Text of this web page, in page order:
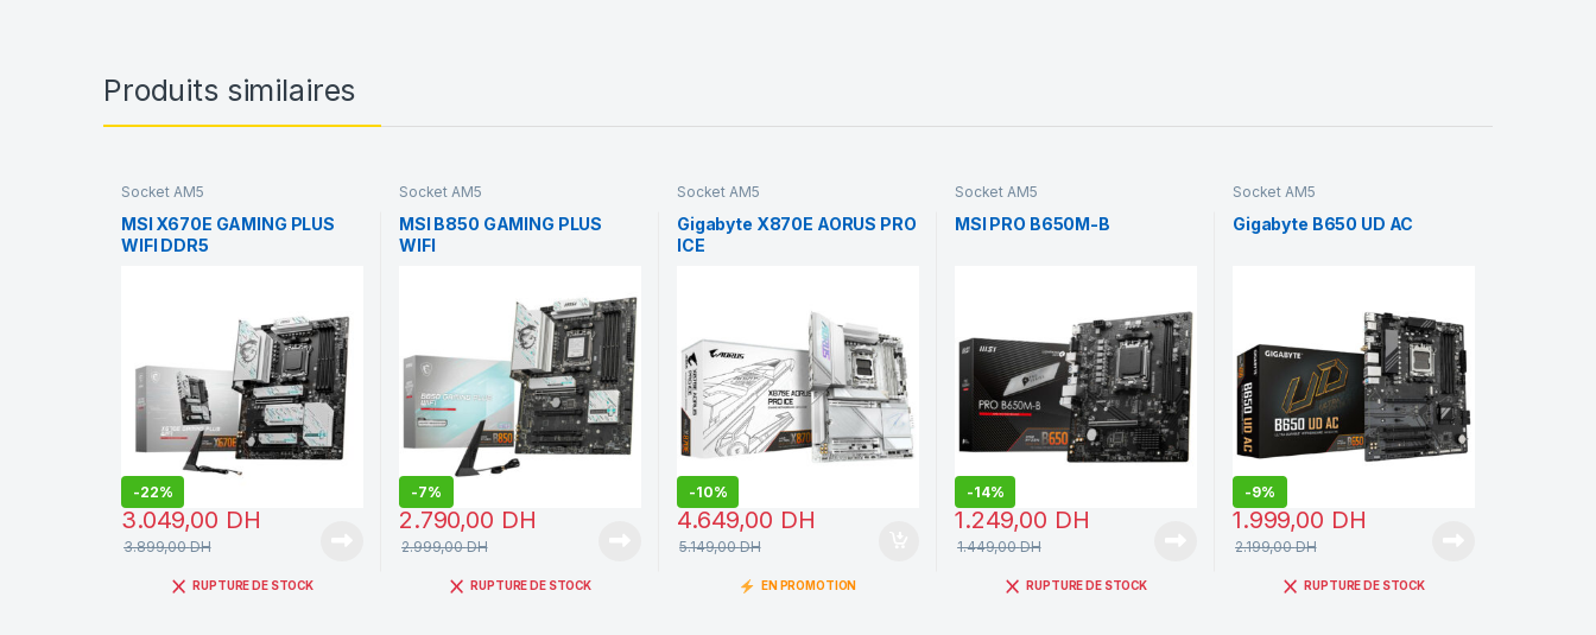
Produits similaires
Socket AM5
MSI X670E GAMING PLUS
WIFI DDR5
-22%
3.049,00 DH
3.899,00DH
RUPTURE DE STOCK
Socket AM5
MSI B850 GAMING PLUS
WIFI
-7%
2.790,00 DH
2.999,00DH
RUPTURE DE STOCK
Socket AM5
Gigabyte X870E AORUS PRO
ICE
-10%
4.649,00 DH
5.149,00DH
EN PROMOTION
Socket AM5
MSI PRO B650M-B
-14%
1.249,00 DH
1.449,00DH
RUPTURE DE STOCK
Socket AM5
Gigabyte B650 UD AC
-9%
1.999,00 DH
2.199,00DH
RUPTURE DE STOCK